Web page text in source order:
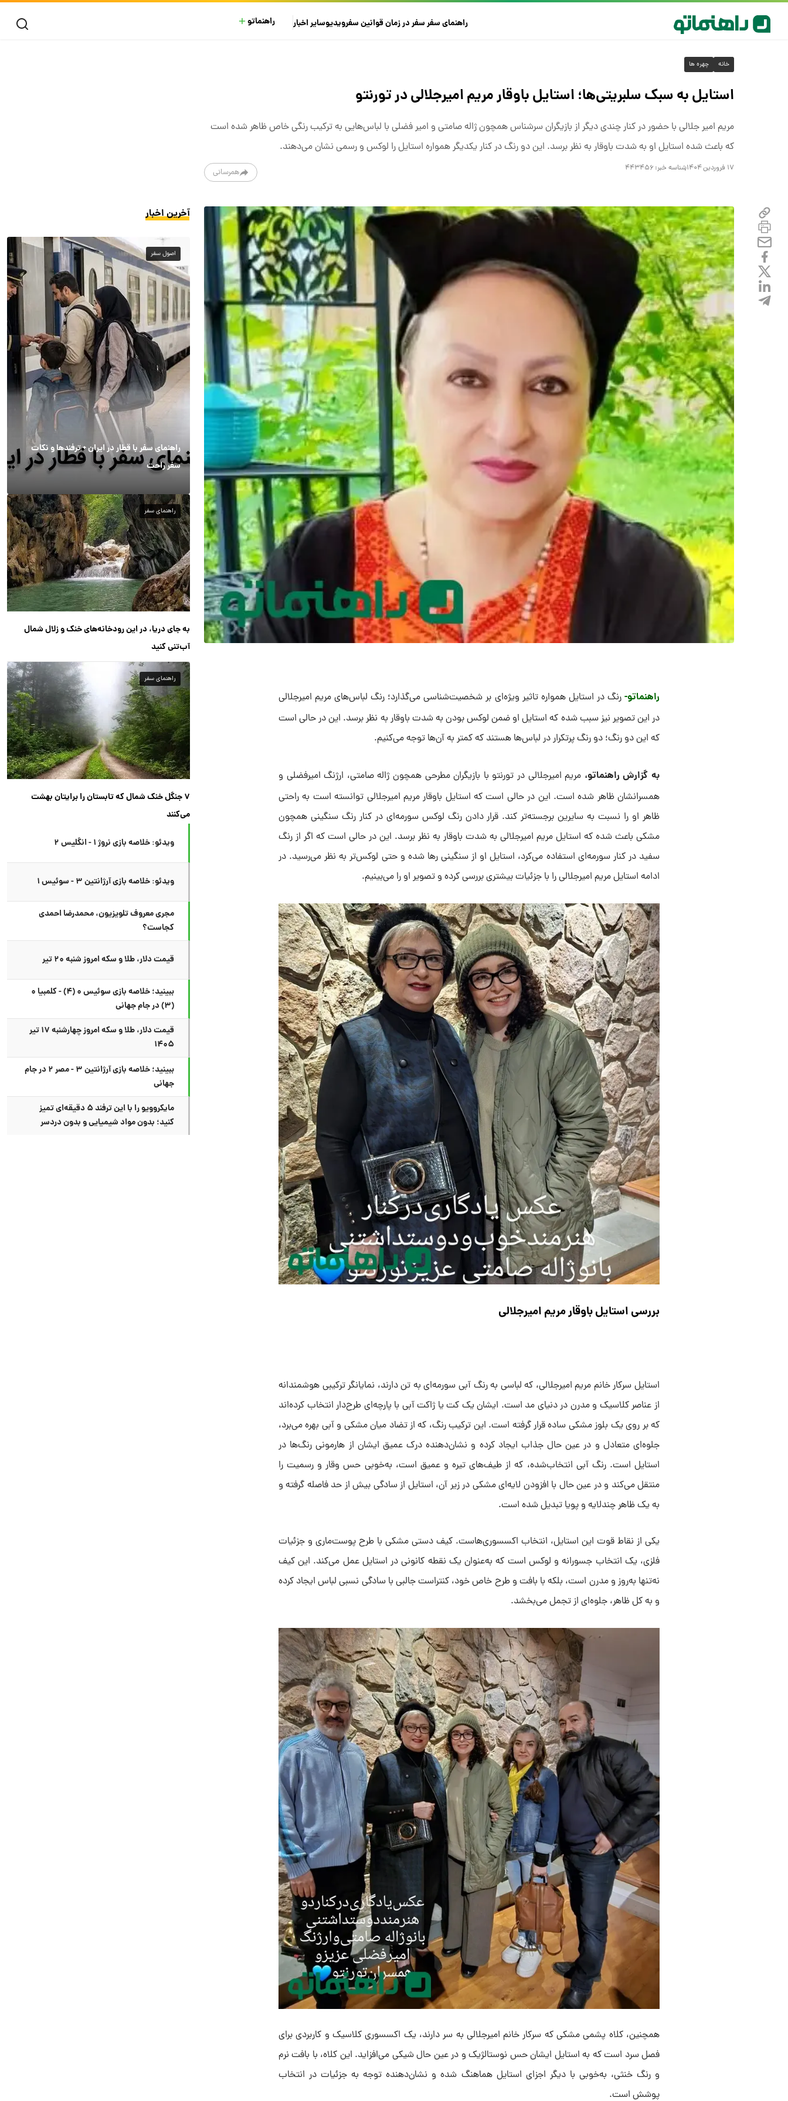
راهنمای سفرسفر در زمانقوانین سفرویدیوسایراخبار راهنماتو
خانه چهره ها
استایل به سبک سلبریتی‌ها؛ استایل باوقار مریم امیرجلالی در تورنتو
مریم امیر جلالی با حضور در کنار چندی دیگر از بازیگران سرشناس همچون ژاله صامتی و امیر فضلی با لباس‌هایی به ترکیب رنگی خاص ظاهر شده است
که باعث شده استایل او به شدت باوقار به نظر برسد. این دو رنگ در کنار یکدیگر همواره استایل را لوکس و رسمی نشان می‌دهند.
۱۷ فروردین ۱۴۰۴ شناسه خبر: ۴۴۳۴۵۶ همرسانی
راهنماتو-رنگ در استایل همواره تاثیر ویژه‌ای بر شخصیت‌شناسی می‌گذارد؛ رنگ لباس‌های مریم امیرجلالی
در این تصویر نیز سبب شده که استایل او ضمن لوکس بودن به شدت باوقار به نظر برسد. این در حالی است
که این دو رنگ؛ دو رنگ پرتکرار در لباس‌ها هستند که کمتر به آن‌ها توجه می‌کنیم.
به گزارش راهنماتو، مریم امیرجلالی در تورنتو با بازیگران مطرحی همچون ژاله صامتی، ارژنگ امیرفضلی و
همسرانشان ظاهر شده است. این در حالی است که استایل باوقار مریم امیرجلالی توانسته است به راحتی
ظاهر او را نسبت به سایرین برجسته‌تر کند. قرار دادن رنگ لوکس سورمه‌ای در کنار رنگ سنگینی همچون
مشکی باعث شده که استایل مریم امیرجلالی به شدت باوقار به نظر برسد. این در حالی است که اگر از رنگ
سفید در کنار سورمه‌ای استفاده می‌کرد، استایل او از سنگینی رها شده و حتی لوکس‌تر به نظر می‌رسید. در
ادامه استایل مریم امیرجلالی را با جزئیات بیشتری بررسی کرده و تصویر او را می‌بینیم.
بررسی استایل باوقار مریم امیرجلالی
استایل سرکار خانم مریم امیرجلالی، که لباسی به رنگ آبی سورمه‌ای به تن دارند، نمایانگر ترکیبی هوشمندانه
از عناصر کلاسیک و مدرن در دنیای مد است. ایشان یک کت یا ژاکت آبی با پارچه‌ای طرح‌دار انتخاب کرده‌اند
که بر روی یک بلوز مشکی ساده قرار گرفته است. این ترکیب رنگ، که از تضاد میان مشکی و آبی بهره می‌برد،
جلوه‌ای متعادل و در عین حال جذاب ایجاد کرده و نشان‌دهنده درک عمیق ایشان از هارمونی رنگ‌ها در
استایل است. رنگ آبی انتخاب‌شده، که از طیف‌های تیره و عمیق است، به‌خوبی حس وقار و رسمیت را
منتقل می‌کند و در عین حال با افزودن لایه‌ای مشکی در زیر آن، استایل از سادگی بیش از حد فاصله گرفته و
به یک ظاهر چندلایه و پویا تبدیل شده است.
یکی از نقاط قوت این استایل، انتخاب اکسسوری‌هاست. کیف دستی مشکی با طرح پوست‌ماری و جزئیات
فلزی، یک انتخاب جسورانه و لوکس است که به‌عنوان یک نقطه کانونی در استایل عمل می‌کند. این کیف
نه‌تنها به‌روز و مدرن است، بلکه با بافت و طرح خاص خود، کنتراست جالبی با سادگی نسبی لباس ایجاد کرده
و به کل ظاهر، جلوه‌ای از تجمل می‌بخشد.
همچنین، کلاه پشمی مشکی که سرکار خانم امیرجلالی به سر دارند، یک اکسسوری کلاسیک و کاربردی برای
فصل سرد است که به استایل ایشان حس نوستالژیک و در عین حال شیکی می‌افزاید. این کلاه، با بافت نرم
و رنگ خنثی، به‌خوبی با دیگر اجزای استایل هماهنگ شده و نشان‌دهنده توجه به جزئیات در انتخاب
پوشش است.
آخرین اخبار
اصول سفر
راهنمای سفر با قطار در ایران + ترفندها و نکات
سفر راحت
راهنمای سفر
به جای دریا، در این رودخانه‌های خنک و زلال شمال
آب‌تنی کنید
راهنمای سفر
۷ جنگل خنک شمال که تابستان را برایتان بهشت
می‌کنند
ویدئو: خلاصه بازی نروژ ۱ - انگلیس ۲
ویدئو: خلاصه بازی آرژانتین ۳ - سوئیس ۱
مجری معروف تلویزیون، محمدرضا احمدی
کجاست؟
قیمت دلار، طلا و سکه امروز شنبه ۲۰ تیر
ببینید؛ خلاصه بازی سوئیس ۰ (۴) - کلمبیا ۰
(۳) در جام جهانی
قیمت دلار، طلا و سکه امروز چهارشنبه ۱۷ تیر
۱۴۰۵
ببینید؛ خلاصه بازی آرژانتین ۳ - مصر ۲ در جام
جهانی
مایکروویو را با این ترفند ۵ دقیقه‌ای تمیز
کنید؛ بدون مواد شیمیایی و بدون دردسر